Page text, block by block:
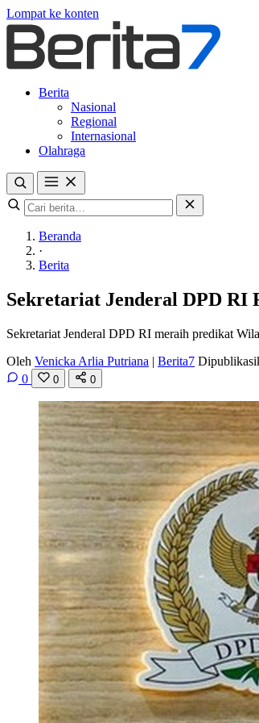
Lompat ke konten
Berita
Nasional
Regional
Internasional
Olahraga
Beranda
·
Berita
Sekretariat Jenderal DPD RI
Sekretariat Jenderal DPD RI meraih predikat
Oleh Venicka Arlia Putriana | Berita7
0
0 0